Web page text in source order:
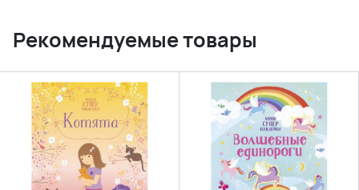
Рекомендуемые товары